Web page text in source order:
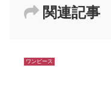
関連記事
ワンピース